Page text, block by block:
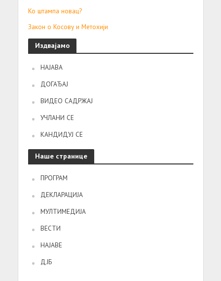
Ко штампа новац?
Закон о Косову и Метохији
Издвајамо
НАЈАВА
ДОГАЂАЈ
ВИДЕО САДРЖАЈ
УЧЛАНИ СЕ
КАНДИДУЈ СЕ
Наше странице
ПРОГРАМ
ДЕКЛАРАЦИЈА
МУЛТИМЕДИЈА
ВЕСТИ
НАЈАВЕ
ДЈБ